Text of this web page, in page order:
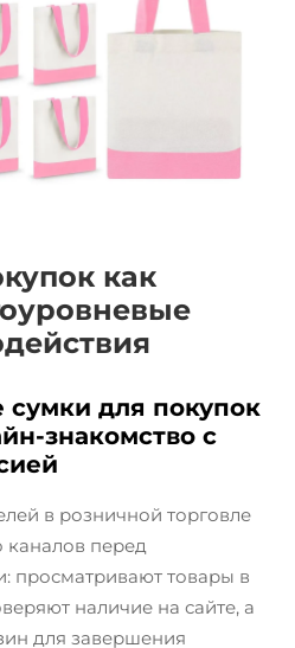
как
для покупок
знакомство с
в розничной торговле
каналов перед
просматривают товары в
наличие на сайте, а
для завершения